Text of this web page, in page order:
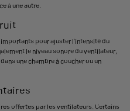
à une autre.
pour ajuster l'intensité du
le niveau sonore du ventilateur,
une chambre à coucher ou un
offertes par les ventilateurs. Certains